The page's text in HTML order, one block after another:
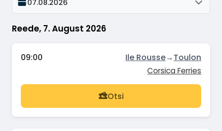
Reede, 7. August 2026
07.08.2026
09:00 Ile Rousse→Toulon
Corsica Ferries
Otsi